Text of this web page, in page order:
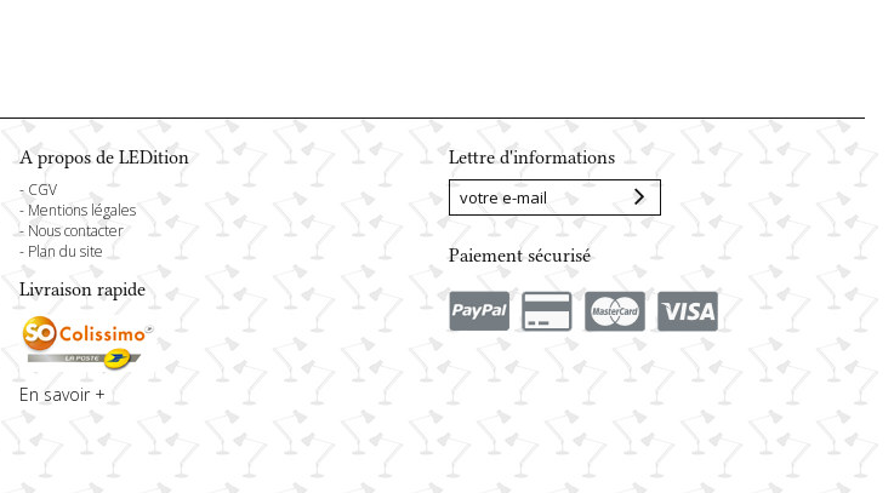
A propos de LEDition
- CGV
-Mentions légales
- Nous contacter
- Plan du site
Livraison rapide
En savoir +
Lettre d'informations
Paiement sécurisé